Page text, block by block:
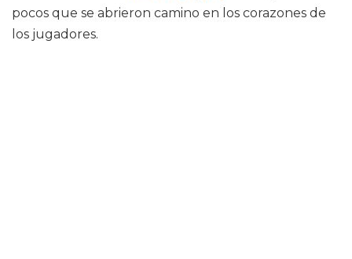
pocos que se abrieron camino en los corazones de
los jugadores.